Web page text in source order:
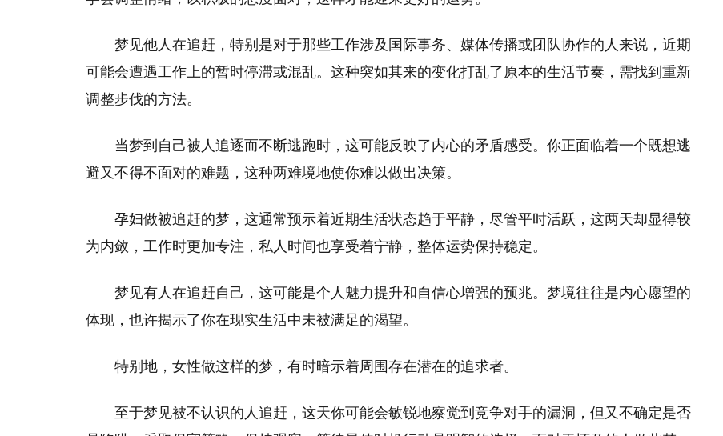
梦见他人在追赶，特别是对于那些工作涉及国际事务、媒体传播或团队协作的人来说，近期
可能会遭遇工作上的暂时停滞或混乱。这种突如其来的变化打乱了原本的生活节奏，需找到重新
调整步伐的方法。
当梦到自己被人追逐而不断逃跑时，这可能反映了内心的矛盾感受。你正面临着一个既想逃
避又不得不面对的难题，这种两难境地使你难以做出决策。
孕妇做被追赶的梦，这通常预示着近期生活状态趋于平静，尽管平时活跃，这两天却显得较
为内敛，工作时更加专注，私人时间也享受着宁静，整体运势保持稳定。
梦见有人在追赶自己，这可能是个人魅力提升和自信心增强的预兆。梦境往往是内心愿望的
体现，也许揭示了你在现实生活中未被满足的渴望。
特别地，女性做这样的梦，有时暗示着周围存在潜在的追求者。
至于梦见被不认识的人追赶，这天你可能会敏锐地察觉到竞争对手的漏洞，但又不确定是否